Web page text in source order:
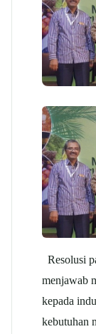
Resolusi
menjawab
kepada
kebutuhan